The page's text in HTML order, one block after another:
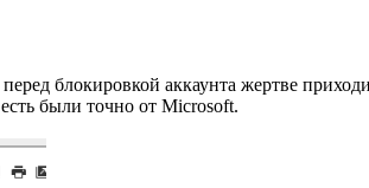
блокировкой аккаунта жертве
были точно от Microsoft.